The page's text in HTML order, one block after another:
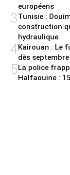
européens
3Tunisie :
construction
hydraulique
4Kairouan : Le
dès septembre
5La police
Halfaouine :